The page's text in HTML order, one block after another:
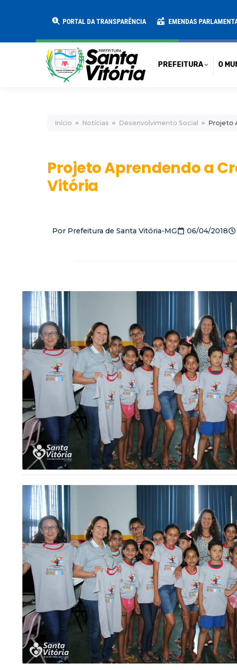
PORTAL DA TRANSPARÊNCIA EMENDAS
PREFEITURA O
Início Notícias Desenvolvimento Social Projeto
Projeto Aprendendo a
Vitória
Por Prefeitura de Santa Vitória-MG 06/04/2018